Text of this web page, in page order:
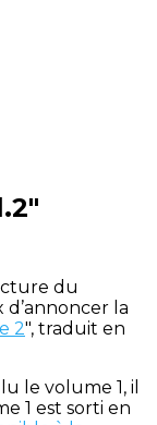
du
la
2", traduit en
le volume 1, il
1 est sorti en